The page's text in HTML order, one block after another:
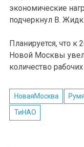
экономические
подчеркнул В.
Планируется, что к
Новой Москвы
количество
НоваяМосква
ТиНАО